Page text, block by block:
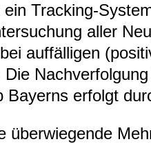
Tracking-​
aller
auf­fäl­li­gen
Bay­erns erfolgt
über­wie­gende